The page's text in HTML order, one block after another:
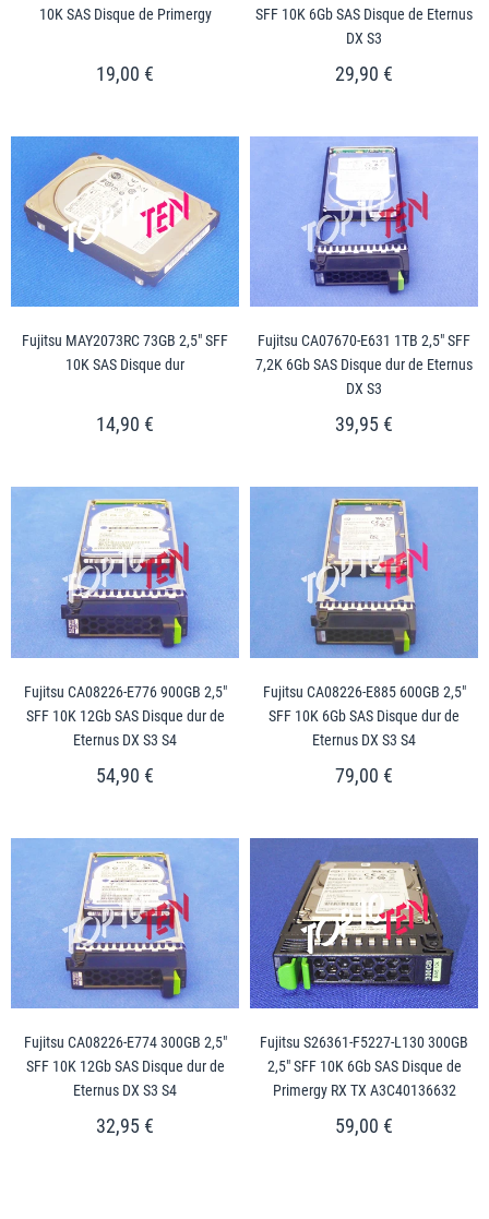
10K SAS Disque de Primergy
19,00 €
SFF 10K 6Gb SAS Disque de Eternus
DX S3
29,90 €
Fujitsu MAY2073RC 73GB 2,5" SFF
10K SAS Disque dur
14,90 €
Fujitsu CA07670-E631 1TB 2,5" SFF
7,2K 6Gb SAS Disque dur de Eternus
DX S3
39,95 €
Fujitsu CA08226-E776 900GB 2,5"
SFF 10K 12Gb SAS Disque dur de
Eternus DX S3 S4
54,90 €
Fujitsu CA08226-E885 600GB 2,5"
SFF 10K 6Gb SAS Disque dur de
Eternus DX S3 S4
79,00 €
Fujitsu CA08226-E774 300GB 2,5"
SFF 10K 12Gb SAS Disque dur de
Eternus DX S3 S4
32,95 €
Fujitsu S26361-F5227-L130 300GB
2,5" SFF 10K 6Gb SAS Disque de
Primergy RX TX A3C40136632
59,00 €